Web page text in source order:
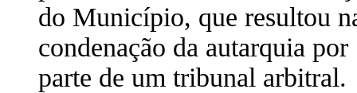
do Município, que resultou
condenação da autarquia por
parte de um tribunal arbitral.